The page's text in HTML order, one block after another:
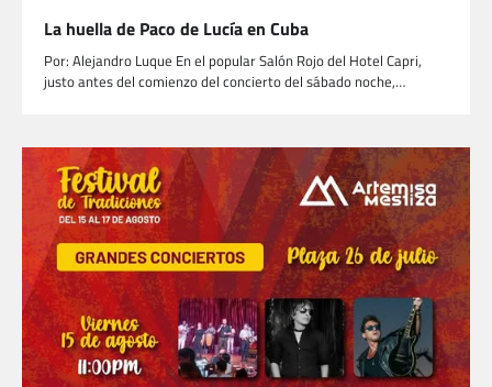
La huella de Paco de Lucía en Cuba
Por: Alejandro Luque En el popular Salón Rojo del Hotel Capri,
justo antes del comienzo del concierto del sábado noche,…